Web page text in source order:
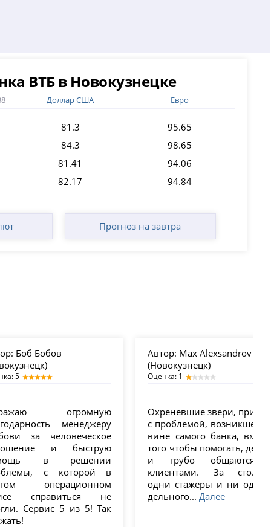
ВТБ в Новокузнецке
Доллар США Евро
81.3
95.65
84.3
98.65
81.41
94.06
82.17
94.84
Прогноз на завтра
Боб Бобов
5
огромную
менеджеру
за человеческое
и быструю
в решении
с которой в
операционном
справиться не
Сервис 5 из 5! Так
Автор: Max Alexsandrov
(Новокузнецк)
Оценка: 1
Охреневшие звери,
с проблемой, возникшей
вине самого банка,
того чтобы помогать,
и грубо общаются
клиентами. За
одни стажеры и ни
дельного...Далее